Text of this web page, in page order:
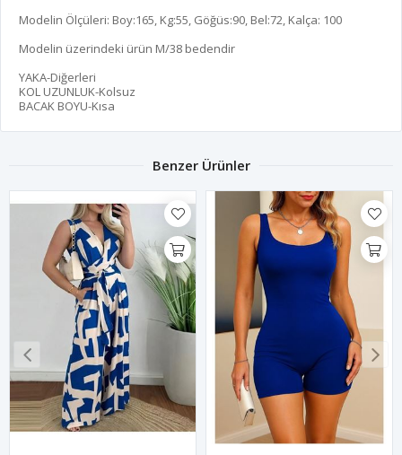
Modelin Ölçüleri: Boy:165, Kg:55, Göğüs:90, Bel:72, Kalça: 100
Modelin üzerindeki ürün M/38 bedendir
YAKA-Diğerleri
KOL UZUNLUK-Kolsuz
BACAK BOYU-Kısa
Benzer Ürünler